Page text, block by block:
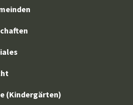
(Kindergärten)